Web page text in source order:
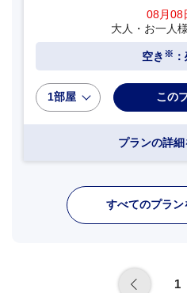
08月08
大人・お一人
空き ※
1部屋
プランの詳細
すべてのプラ
1